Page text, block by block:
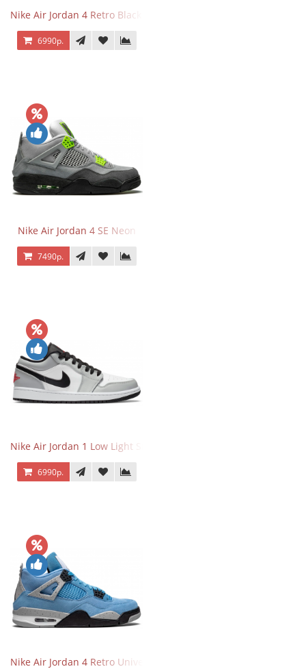
Nike Air Jordan 4 Retro Black Cat
6990р.
Nike Air Jordan 4 SE Neon
7490р.
Nike Air Jordan 1 Low Light Smoke Grey
6990р.
Nike Air Jordan 4 Retro University Blue